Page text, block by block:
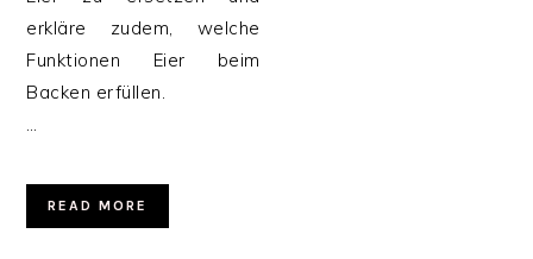
erkläre zudem, welche
Funktionen Eier beim
Backen erfüllen.
…
READ MORE